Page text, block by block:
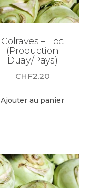
Colraves – 1 pc
(Production
Duay/Pays)
CHF2.20
Ajouter au panier